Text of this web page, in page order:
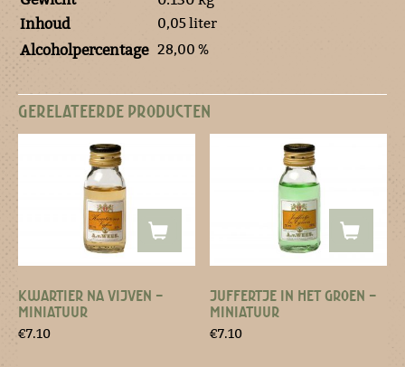
Inhoud
0,05 liter
Alcoholpercentage 28,00 %
GERELATEERDE PRODUCTEN
KWARTIER NA VIJVEN –
MINIATUUR
€7.10
JUFFERTJE IN HET GROEN –
MINIATUUR
€7.10